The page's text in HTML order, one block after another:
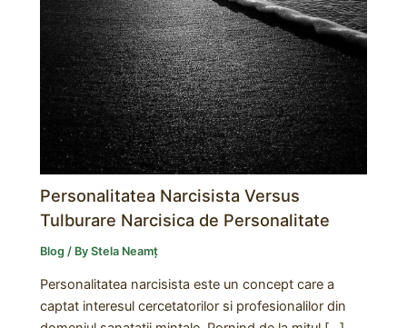
Personalitatea Narcisista Versus
Tulburare Narcisica de Personalitate
Blog / ByStela Neamț
Personalitatea narcisista este un concept care a
captat interesul cercetatorilor si profesionalilor din